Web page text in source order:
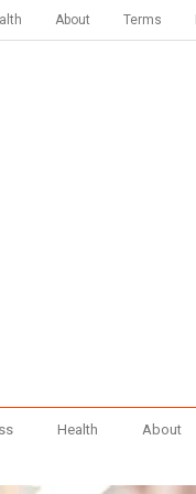
About Terms
Health About